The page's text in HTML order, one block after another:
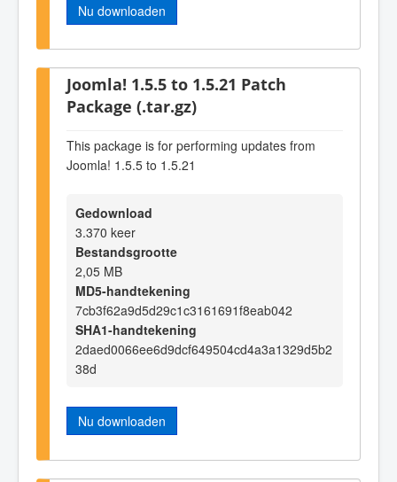
Nu downloaden
Joomla! 1.5.5 to 1.5.21 Patch
Package (.tar.gz)
This package is for performing updates from
Joomla! 1.5.5 to 1.5.21
Gedownload
3.370 keer
Bestandsgrootte
2,05 MB
MD5-handtekening
7cb3f62a9d5d29c1c3161691f8eab042
SHA1-handtekening
2daed0066ee6d9dcf649504cd4a3a1329d5b2
38d
Nu downloaden